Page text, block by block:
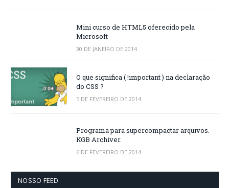
Mini curso de HTML5 oferecido pela
Microsoft
30 DE JANEIRO DE 2014
O que significa ( !important ) na declaração
do CSS ?
5 DE FEVEREIRO DE 2014
Programa para supercompactar arquivos.
KGB Archiver.
6 DE FEVEREIRO DE 2014
NOSSO FEED